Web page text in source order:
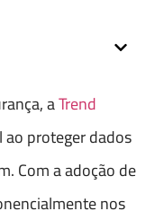
aTrend
proteger dados
Com a adoção de
nos